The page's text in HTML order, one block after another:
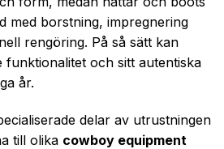
med borstning, impregnering
rengöring. På så sätt kan
funktionalitet och sitt autentiska
år.
delar av utrustningen
till olika cowboy equipment